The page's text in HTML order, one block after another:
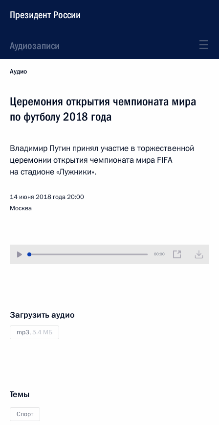
Президент России
Аудиозаписи
Аудио
Церемония открытия чемпионата мира
по футболу 2018 года
Владимир Путин принял участие в торжественной
церемонии открытия чемпионата мира FIFA
на стадионе «Лужники».
14 июня 2018 года20:00
Москва
00:00
Загрузить аудио
mp3, 5.4 МБ
Темы
Спорт